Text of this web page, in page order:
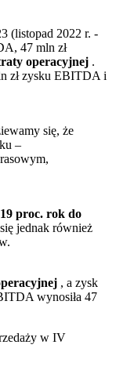
(listopad 2022 r. -
47 mln zł
operacyjnej .
zł zysku EBITDA i
się, że
–
proc. rok do
jednak również
, a zysk
wynosiła 47
w IV